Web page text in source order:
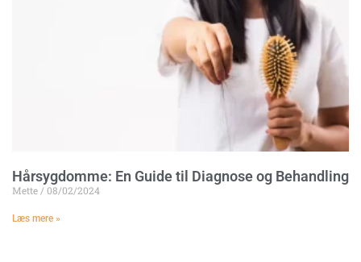
Hårsygdomme: En Guide til Diagnose og Behandling
Mette 08/02/2024
Læs mere »